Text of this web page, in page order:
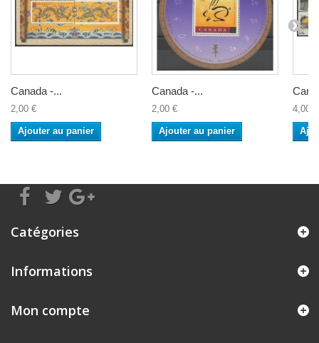
Canada -...
2,00 €
Ajouter au panier
Canada -...
2,00 €
Ajouter au panier
4,00 €
Catégories
Informations
Mon compte